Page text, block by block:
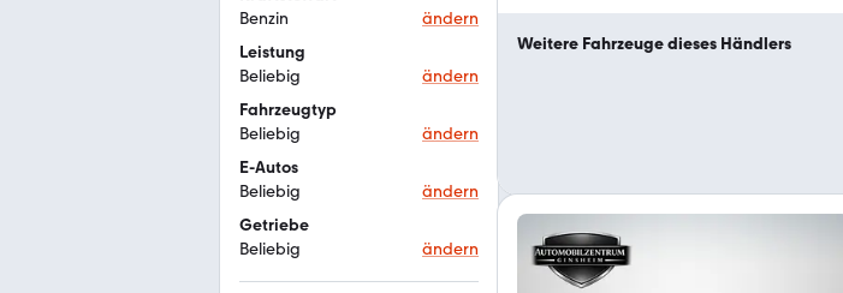
Benzin
ändern
Leistung
Beliebig
ändern
Fahrzeugtyp
Beliebig
ändern
E-Autos
Beliebig
ändern
Getriebe
Beliebig
ändern
Weitere Fahrzeuge dieses Händlers